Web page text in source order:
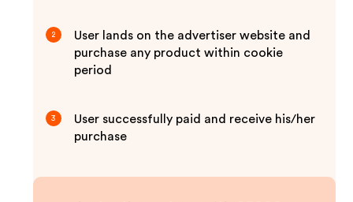
2
User lands on the advertiser website and
purchase any product within cookie
period
3
User successfully paid and receive his/her
purchase